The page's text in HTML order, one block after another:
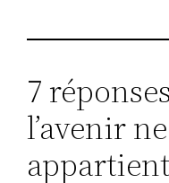
7
l’avenir